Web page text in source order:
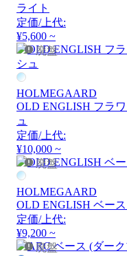
ライト
定価/上代:
¥5,600 ~
廃盤
HOLMEGAARD
OLD ENGLISH フラ
ュ
定価/上代:
¥10,000 ~
廃盤
HOLMEGAARD
OLD ENGLISH ベー
定価/上代:
¥9,200 ~
廃盤